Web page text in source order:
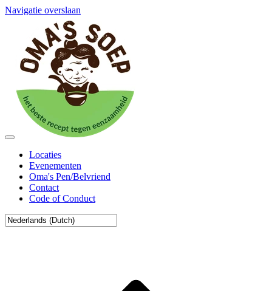
Navigatie overslaan
Locaties
Evenementen
Oma's Pen/Belvriend
Contact
Code of Conduct